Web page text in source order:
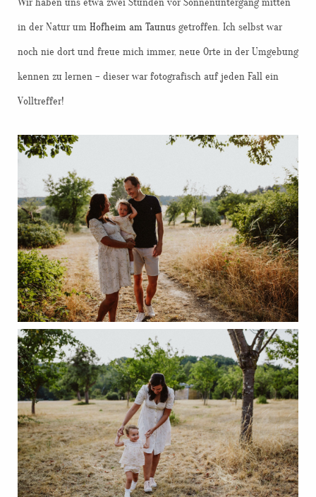
in der Natur um Hofheim am Taunus getroffen. Ich selbst war
noch nie dort und freue mich immer, neue Orte in der Umgebung
kennen zu lernen – dieser war fotografisch auf jeden Fall ein
Volltreffer!